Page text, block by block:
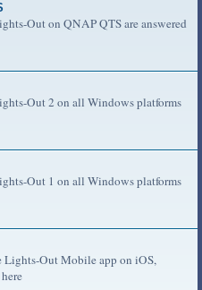
Out on QNAP QTS are answered
Out 2 on all Windows platforms
Out 1 on all Windows platforms
Lights-Out Mobile app on iOS,